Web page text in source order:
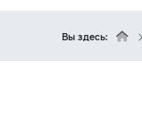
Вы здесь: